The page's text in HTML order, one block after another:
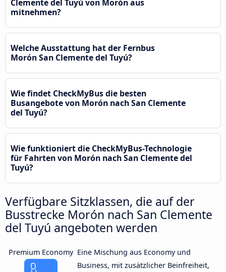
Clemente del Tuyú von Morón aus
mitnehmen?
Welche Ausstattung hat der Fernbus
Morón San Clemente del Tuyú?
Wie findet CheckMyBus die besten
Busangebote von Morón nach San Clemente
del Tuyú?
Wie funktioniert die CheckMyBus-Technologie
für Fahrten von Morón nach San Clemente del
Tuyú?
Verfügbare Sitzklassen, die auf der
Busstrecke Morón nach San Clemente
del Tuyú angeboten werden
Premium Economy Eine Mischung aus Economy und
Business, mit zusätzlicher Beinfreiheit,